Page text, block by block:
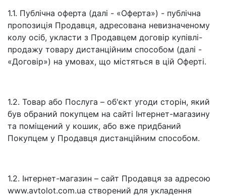
1.1. Публічна оферта (далі - «Оферта») - публічна
пропозиція Продавця, адресована невизначеному
колу осіб, укласти з Продавцем договір купівлі-
продажу товару дистанційним способом (далі -
«Договір») на умовах, що містяться в цій Оферті.
1.2. Товар або Послуга – об'єкт угоди сторін, який
був обраний покупцем на сайті Інтернет-магазину
та поміщений у кошик, або вже придбаний
Покупцем у Продавця дистанційним способом.
1.2. Інтернет-магазин – сайт Продавця за адресою
www.avtolot.com.ua створений для укладення